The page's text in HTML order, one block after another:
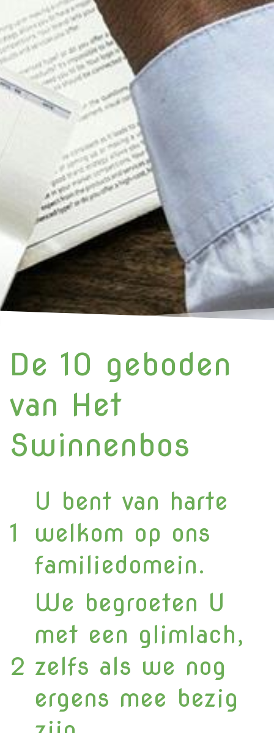
De 10 geboden
van Het
Swinnenbos
1
U bent van harte
welkom op ons
familiedomein.
2
We begroeten U
met een glimlach,
zelfs als we nog
ergens mee bezig